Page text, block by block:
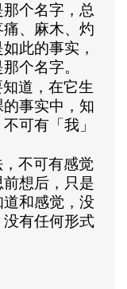
个名字，总
、麻木、灼
此的事实，
个名字。
道，在它生
事实中，知
可有「我」
不可有感觉
想后， 只是
和感觉 ，没
有任何形式